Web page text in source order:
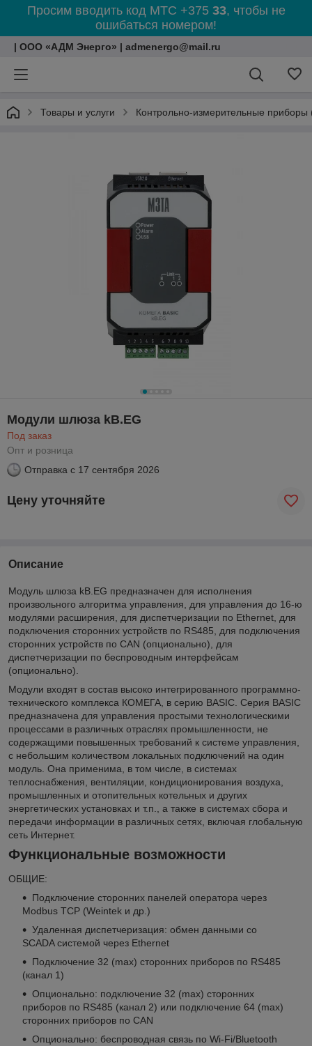
Просим вводить код МТС +375 33, чтобы не
ошибаться номером!
| ООО «АДМ Энерго» | admenergo@mail.ru
Товары и услуги Контрольно-измерительные
Модули шлюза kB.EG
Под заказ
Опт и розница
Отправка с 17 сентября 2026
Цену уточняйте
Описание
Модуль шлюза kВ.EG предназначен для исполнения
произвольного алгоритма управления, для управления до 16-ю
модулями расширения, для диспетчеризации по Ethernet, для
подключения сторонних устройств по RS485, для подключения
сторонних устройств по CAN (опционально), для
диспетчеризации по беспроводным интерфейсам
(опционально).
Модули входят в состав высоко интегрированного программно-
технического комплекса КОМЕГА, в серию BASIC. Серия BASIC
предназначена для управления простыми технологическими
процессами в различных отраслях промышленности, не
содержащими повышенных требований к системе управления,
с небольшим количеством локальных подключений на один
модуль. Она применима, в том числе, в системах
теплоснабжения, вентиляции, кондиционирования воздуха,
промышленных и отопительных котельных и других
энергетических установках и т.п., а также в системах сбора и
передачи информации в различных сетях, включая глобальную
сеть Интернет.
Функциональные возможности
ОБЩИЕ:
Подключение сторонних панелей оператора через
Modbus ТСР (Weintek и др.)
Удаленная диспетчеризация: обмен данными со
SCADA системой через Ethernet
Подключение 32 (max) сторонних приборов по RS485
(канал 1)
Опционально: подключение 32 (max) сторонних
приборов по RS485 (канал 2) или подключение 64 (max)
сторонних приборов по CAN
Опционально: беспроводная связь по Wi-Fi/Bluetooth